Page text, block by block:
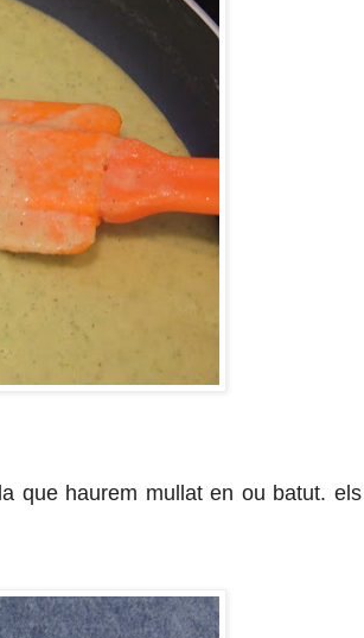
que haurem mullat en ou batut. els